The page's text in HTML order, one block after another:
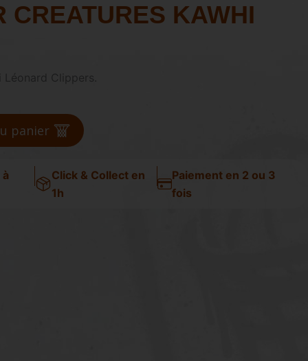
CREATURES KAWHI
Clippers.
panier
Click & Collect en
1h
Paiement en 2 ou 3
fois